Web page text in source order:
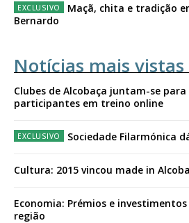
Maçã, chita e tradição
Bernardo
Notícias mais vistas
Clubes de Alcobaça juntam-se
participantes em treino online
Sociedade Filarmónica
Cultura: 2015 vincou made in
Economia: Prémios e
região